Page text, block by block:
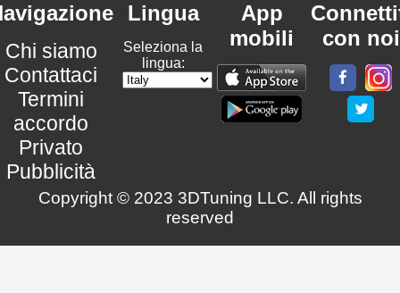
Chi siamo
Contattaci
Termini
accordo
Privato
Pubblicità
Lingua
Seleziona la
lingua:
App
mobili
con noi
Copyright © 2023 3DTuning LLC. All rights
reserved